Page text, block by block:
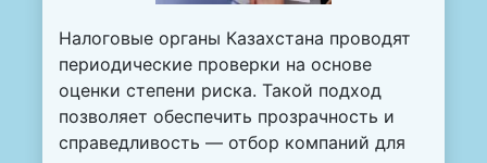
Налоговые органы Казахстана проводят
периодические проверки на основе
оценки степени риска. Такой подход
позволяет обеспечить прозрачность и
справедливость — отбор компаний для